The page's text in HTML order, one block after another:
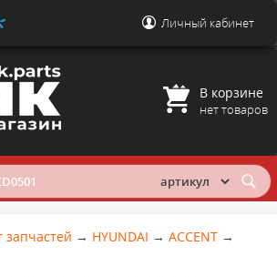
Личный кабинет
В корзине
нет товаров
запчастей → HYUNDAI → ACCENT →